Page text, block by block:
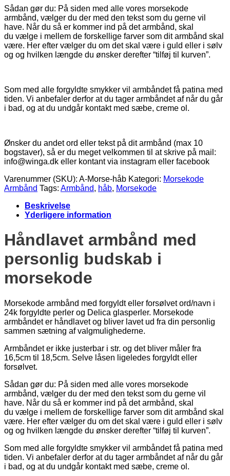
Sådan gør du: På siden med alle vores morsekode
armbånd, vælger du der med den tekst som du gerne vil
have. Når du så er kommer ind på det armbånd, skal
du vælge i mellem de forskellige farver som dit armbånd skal
være. Her efter vælger du om det skal være i guld eller i sølv
og og hvilken længde du ønsker derefter “tilføj til kurven”.
Som med alle forgyldte smykker vil armbåndet få patina med
tiden. Vi anbefaler derfor at du tager armbåndet af når du går
i bad, og at du undgår kontakt med sæbe, creme ol.
Ønsker du andet ord eller tekst på dit armbånd (max 10
bogstaver), så er du meget velkommen til at skrive på mail:
info@winga.dk eller kontant via instagram eller facebook
Varenummer (SKU): A-Morse-håb Kategori: Morsekode
Armbånd Tags: Armbånd, håb, Morsekode
Beskrivelse
Yderligere information
Håndlavet armbånd med
personlig budskab i
morsekode
Morsekode armbånd med forgyldt eller forsølvet ord/navn i
24k forgyldte perler og Delica glasperler. Morsekode
armbåndet er håndlavet og bliver lavet ud fra din personlig
sammen sætning af valgmulighederne.
Armbåndet er ikke justerbar i str. og det bliver måler fra
16,5cm til 18,5cm. Selve låsen ligeledes forgyldt eller
forsølvet.
Sådan gør du: På siden med alle vores morsekode
armbånd, vælger du der med den tekst som du gerne vil
have. Når du så er kommer ind på det armbånd, skal
du vælge i mellem de forskellige farver som dit armbånd skal
være. Her efter vælger du om det skal være i guld eller i sølv
og og hvilken længde du ønsker derefter “tilføj til kurven”.
Som med alle forgyldte smykker vil armbåndet få patina med
tiden. Vi anbefaler derfor at du tager armbåndet af når du går
i bad, og at du undgår kontakt med sæbe, creme ol.